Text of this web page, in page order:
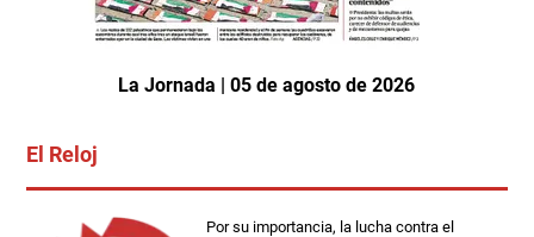
La Jornada | 05 de agosto de 2026
El Reloj
Por su importancia, la lucha contra el